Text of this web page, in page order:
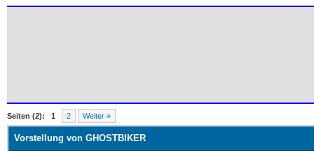
Seiten (2): 1 2 Weiter »
Durchschnitt
Vorstellung von GHOSTBIKER